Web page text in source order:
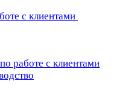
с клиентами
работе с клиентами